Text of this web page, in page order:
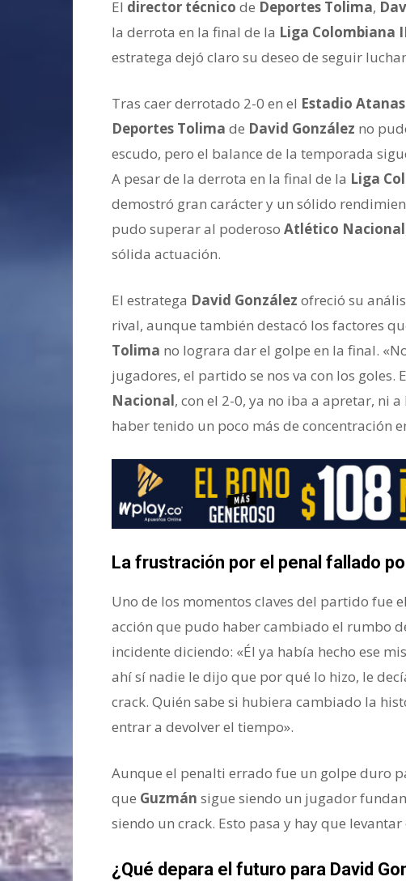
El director técnico de Deportes Tolima,
la derrota en la final de la Liga Colombiana
estratega dejó claro su deseo de seguir
Tras caer derrotado 2-0 en el Estadio
Deportes Tolima de David González no
escudo, pero el balance de la temporada
A pesar de la derrota en la final de la Liga
demostró gran carácter y un sólido
pudo superar al poderoso Atlético Nacional
sólida actuación.
El estratega David González ofreció su
rival, aunque también destacó los factores
Tolima no lograra dar el golpe en la final.
jugadores, el partido se nos va con los
Nacional, con el 2-0, ya no iba a apretar, ni
haber tenido un poco más de concentración
La frustración por el penal fallado
Uno de los momentos claves del partido fue
acción que pudo haber cambiado el rumbo
incidente diciendo: «Él ya había hecho ese
ahí sí nadie le dijo que por qué lo hizo, le
crack. Quién sabe si hubiera cambiado la
entrar a devolver el tiempo».
Aunque el penalti errado fue un golpe duro
que Guzmán sigue siendo un jugador
siendo un crack. Esto pasa y hay que
¿Qué depara el futuro para David